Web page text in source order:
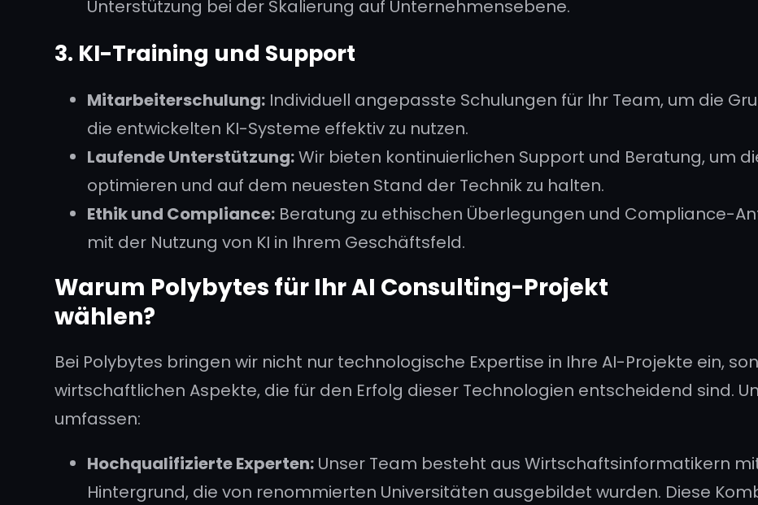
Unterstützung bei der Skalierung auf Unternehmensebene.
3. KI-Training und Support
Mitarbeiterschulung: Individuell angepasste Schulungen für Ihr Team, um die
die entwickelten KI-Systeme effektiv zu nutzen.
Laufende Unterstützung:Wir bieten kontinuierlichen Support und Beratung, um
optimieren und auf dem neuesten Stand der Technik zu halten.
Ethik und Compliance: Beratung zu ethischen Überlegungen und Compliance-
mit der Nutzung von KI in Ihrem Geschäftsfeld.
Warum Polybytes für Ihr AI Consulting-Projekt
wählen?
Bei Polybytes bringen wir nicht nur technologische Expertise in Ihre AI-Projekte ein,
wirtschaftlichen Aspekte, die für den Erfolg dieser Technologien entscheidend sind.
umfassen:
Hochqualifizierte Experten: Unser Team besteht aus Wirtschaftsinformatikern
Hintergrund, die von renommierten Universitäten ausgebildet wurden. Diese